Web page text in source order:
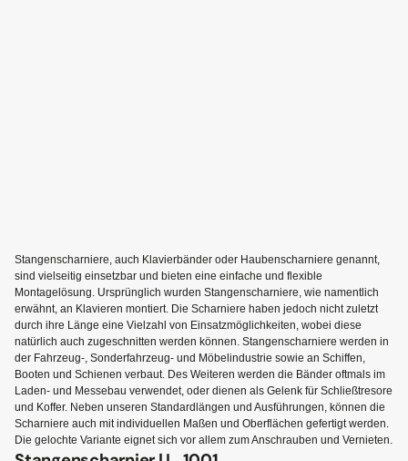
Stangenscharniere, auch Klavierbänder oder Haubenscharniere genannt,
sind vielseitig einsetzbar und bieten eine einfache und flexible
Montagelösung. Ursprünglich wurden Stangenscharniere, wie namentlich
erwähnt, an Klavieren montiert. Die Scharniere haben jedoch nicht zuletzt
durch ihre Länge eine Vielzahl von Einsatzmöglichkeiten, wobei diese
natürlich auch zugeschnitten werden können. Stangenscharniere werden in
der Fahrzeug-, Sonderfahrzeug- und Möbelindustrie sowie an Schiffen,
Booten und Schienen verbaut. Des Weiteren werden die Bänder oftmals im
Laden- und Messebau verwendet, oder dienen als Gelenk für Schließtresore
und Koffer. Neben unseren Standardlängen und Ausführungen, können die
Scharniere auch mit individuellen Maßen und Oberflächen gefertigt werden.
Die gelochte Variante eignet sich vor allem zum Anschrauben und Vernieten.